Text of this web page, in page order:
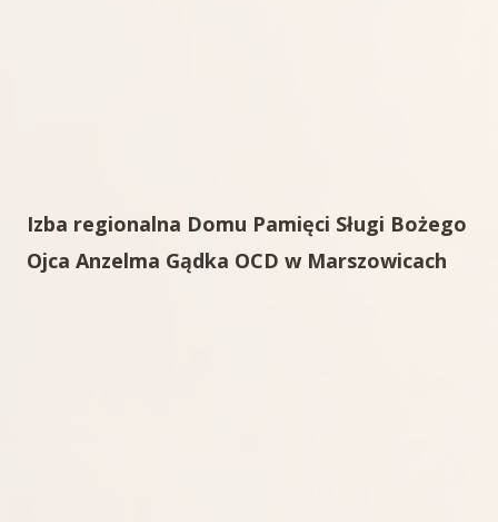
Izba regionalna Domu Pamięci Sługi Bożego
Ojca Anzelma Gądka OCD w Marszowicach